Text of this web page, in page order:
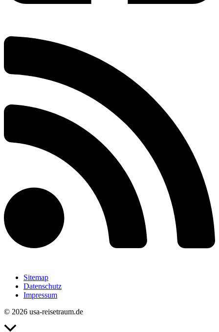
Sitemap
Datenschutz
Impressum
© 2026 usa-reisetraum.de